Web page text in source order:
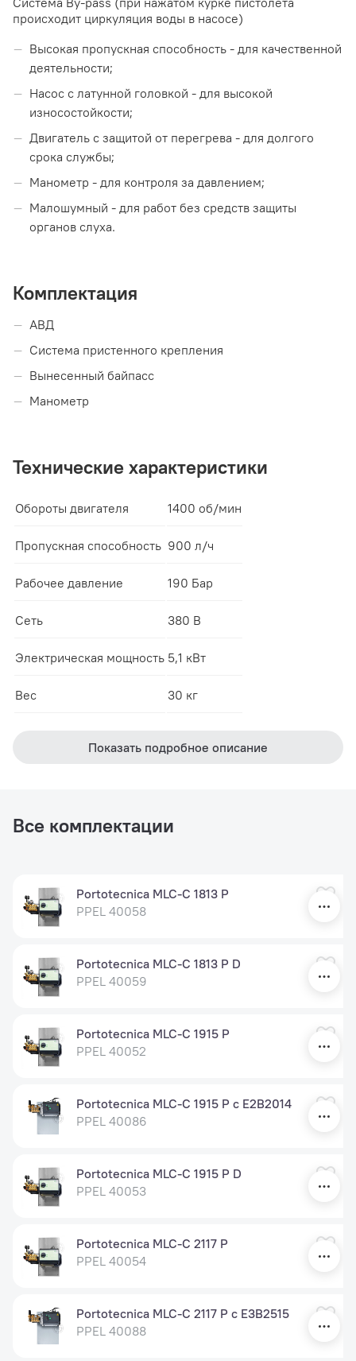
происходит циркуляция воды в насосе)
Высокая пропускная способность - для качественной
деятельности;
Насос с латунной головкой - для высокой
износостойкости;
Двигатель с защитой от перегрева - для долгого
срока службы;
Манометр - для контроля за давлением;
Малошумный - для работ без средств защиты
органов слуха.
Комплектация
АВД
Система пристенного крепления
Вынесенный байпасс
Манометр
Технические характеристики
Обороты двигателя 1400 об/мин
Пропускная способность 900 л/ч
Рабочее давление 190 Бар
Сеть 380 В
Электрическая мощность 5,1 кВт
Вес 30 кг
Показать подробное описание
Все комплектации
Portotecnica MLC-C 1813 P
PPEL 40058
Portotecnica MLC-C 1813 P D
PPEL 40059
Portotecnica MLC-C 1915 P
PPEL 40052
Portotecnica MLC-C 1915 P c E2B2014
PPEL 40086
Portotecnica MLC-C 1915 P D
PPEL 40053
Portotecnica MLC-C 2117 P
PPEL 40054
Portotecnica MLC-C 2117 P c E3B2515
PPEL 40088